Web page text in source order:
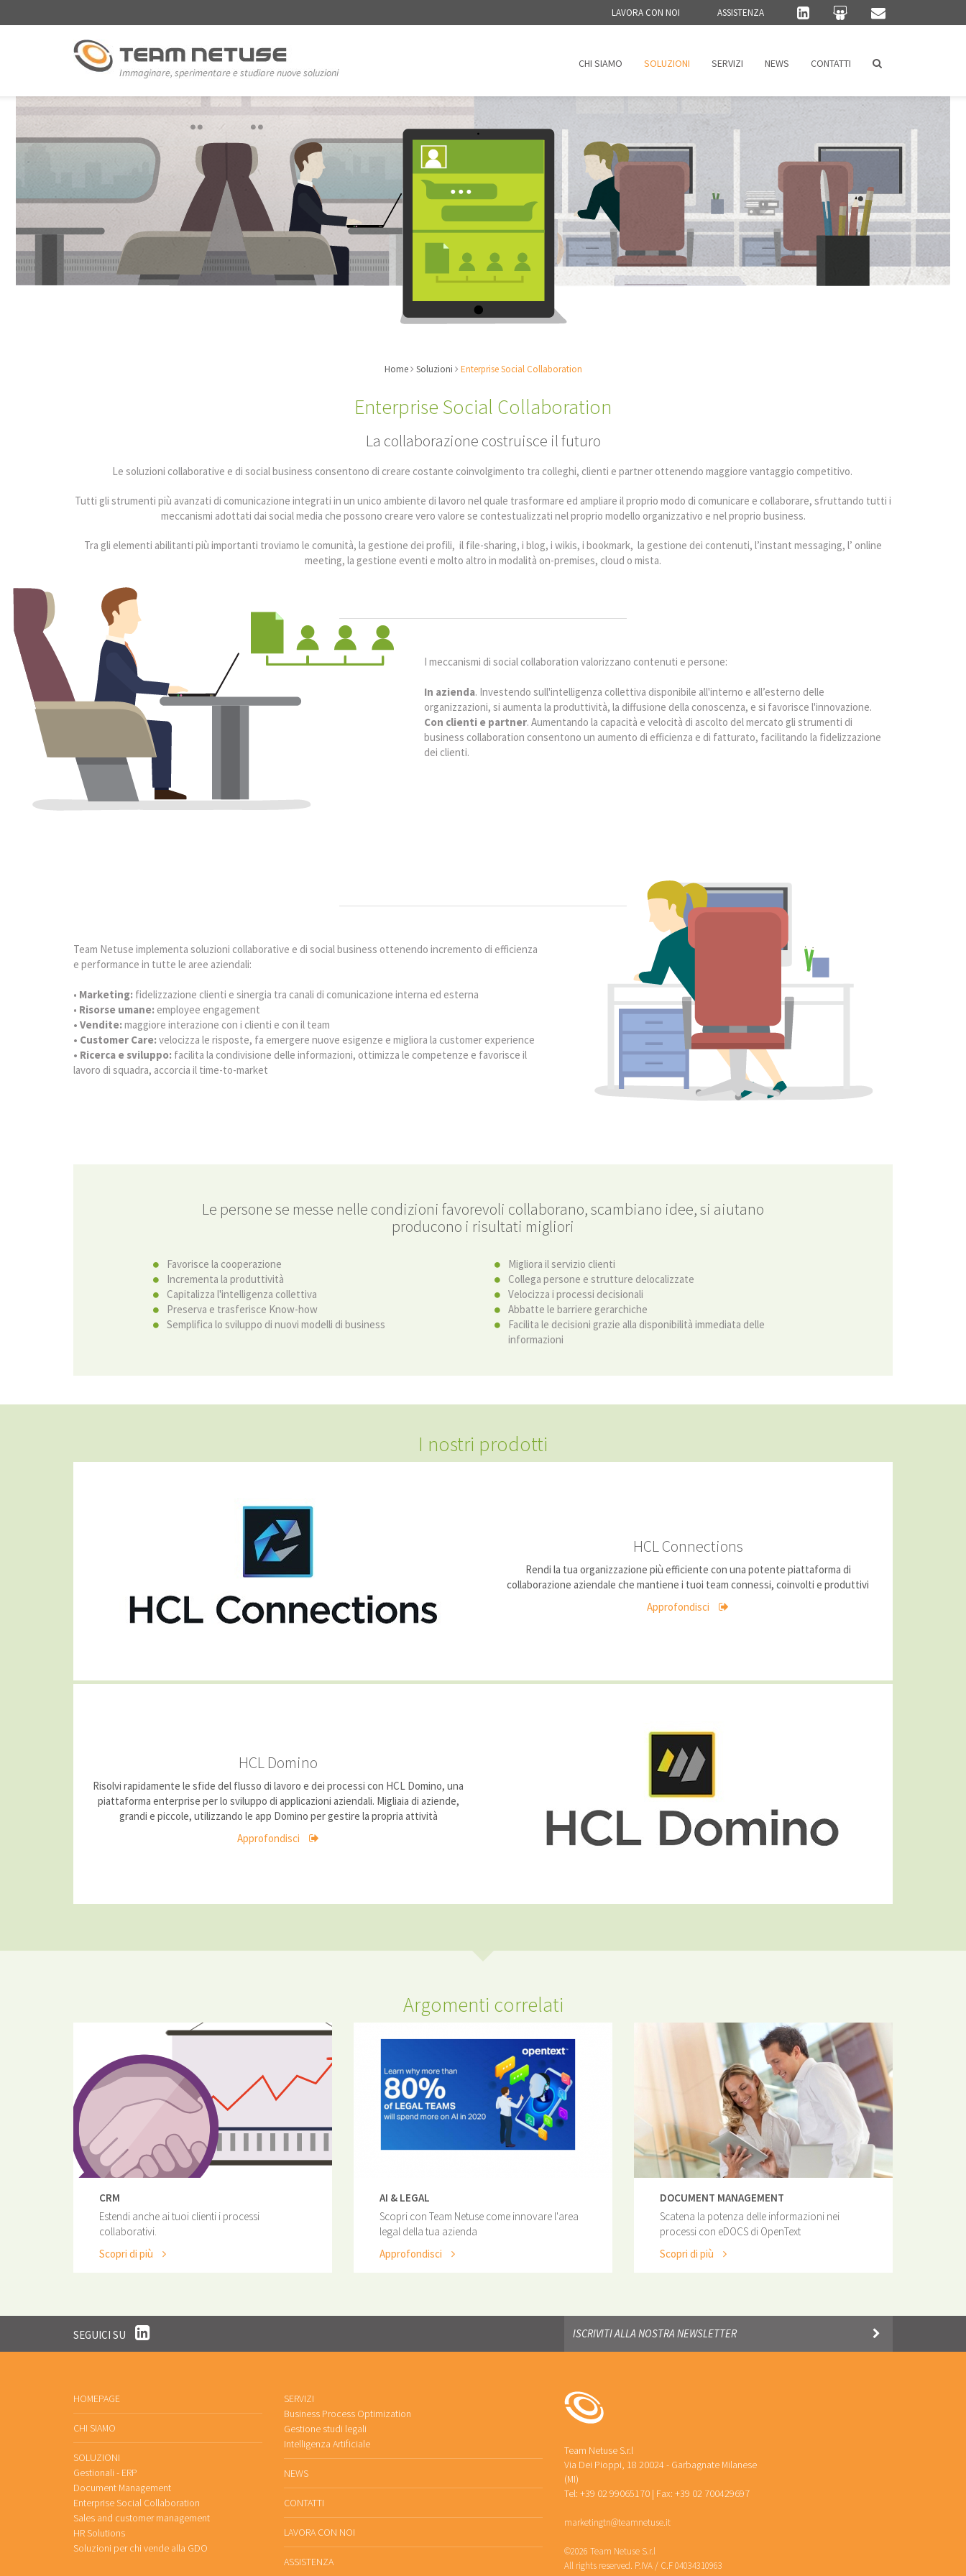
LAVORA CON NOI ASSISTENZA
CHI SIAMO SOLUZIONI SERVIZI NEWS CONTATTI
Home Soluzioni Enterprise Social Collaboration
Enterprise Social Collaboration
La collaborazione costruisce il futuro
Le soluzioni collaborative e di social business consentono di creare costante coinvolgimento tra colleghi, clienti e partner ottenendo maggiore vantaggio competitivo.
Tutti gli strumenti più avanzati di comunicazione integrati in un unico ambiente di lavoro nel quale trasformare ed ampliare il proprio modo di comunicare e collaborare, sfruttando tutti i
meccanismi adottati dai social media che possono creare vero valore se contestualizzati nel proprio modello organizzativo e nel proprio business.
Tra gli elementi abilitanti più importanti troviamo le comunità, la gestione dei profili, il file-sharing, i blog, i wikis, i bookmark, la gestione dei contenuti, l’instant messaging, l’ online
meeting, la gestione eventi e molto altro in modalità on-premises, cloud o mista.
I meccanismi di social collaboration valorizzano contenuti e persone:
In azienda. Investendo sull'intelligenza collettiva disponibile all'interno e all’esterno delle
organizzazioni, si aumenta la produttività, la diffusione della conoscenza, e si favorisce l'innovazione.
Con clienti e partner. Aumentando la capacità e velocità di ascolto del mercato gli strumenti di
business collaboration consentono un aumento di efficienza e di fatturato, facilitando la fidelizzazione
dei clienti.
Team Netuse implementa soluzioni collaborative e di social business ottenendo incremento di efficienza
e performance in tutte le aree aziendali:
• Marketing: fidelizzazione clienti e sinergia tra canali di comunicazione interna ed esterna
• Risorse umane: employee engagement
• Vendite:maggiore interazione con i clienti e con il team
• Customer Care:velocizza le risposte, fa emergere nuove esigenze e migliora la customer experience
• Ricerca e sviluppo: facilita la condivisione delle informazioni, ottimizza le competenze e favorisce il
lavoro di squadra, accorcia il time-to-market
Le persone se messe nelle condizioni favorevoli collaborano, scambiano idee, si aiutano
producono i risultati migliori
Favorisce la cooperazione
Incrementa la produttività
Capitalizza l'intelligenza collettiva
Preserva e trasferisce Know-how
Semplifica lo sviluppo di nuovi modelli di business
Migliora il servizio clienti
Collega persone e strutture delocalizzate
Velocizza i processi decisionali
Abbatte le barriere gerarchiche
Facilita le decisioni grazie alla disponibilità immediata delle
informazioni
I nostri prodotti
HCL Connections
Rendi la tua organizzazione più efficiente con una potente piattaforma di
collaborazione aziendale che mantiene i tuoi team connessi, coinvolti e produttivi
Approfondisci
HCL Domino
Risolvi rapidamente le sfide del flusso di lavoro e dei processi con HCL Domino, una
piattaforma enterprise per lo sviluppo di applicazioni aziendali. Migliaia di aziende,
grandi e piccole, utilizzando le app Domino per gestire la propria attività
Approfondisci
Argomenti correlati
CRM
Estendi anche ai tuoi clienti i processi
collaborativi.
Scopri di più
AI & LEGAL
Scopri con Team Netuse come innovare l'area
legal della tua azienda
Approfondisci
DOCUMENT MANAGEMENT
Scatena la potenza delle informazioni nei
processi con eDOCS di OpenText
Scopri di più
SEGUICI SU
HOMEPAGE
CHI SIAMO
SOLUZIONI
Gestionali - ERP
Document Management
Enterprise Social Collaboration
Sales and customer management
HR Solutions
Soluzioni per chi vende alla GDO
SERVIZI
Business Process Optimization
Gestione studi legali
Intelligenza Artificiale
NEWS
CONTATTI
LAVORA CON NOI
ASSISTENZA
Team Netuse S.r.l
Via Dei Pioppi, 18 20024 - Garbagnate Milanese
(MI)
Tel: +39 02 99065170 | Fax: +39 02 700429697
marketingtn@teamnetuse.it
©2026 Team Netuse S.r.l
All rights reserved. P.IVA / C.F 04034310963